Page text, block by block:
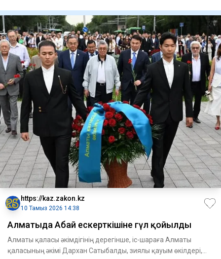
https://kaz.zakon.kz
10 Тамыз 2026 14:38
Алматыда Абай ескерткішіне гүл қойылды
Алматы қаласы әкімдігінің дерегінше, іс-шараға Алматы
қаласының әкімі Дархан Сатыбалды, зиялы қауым өкілдері,